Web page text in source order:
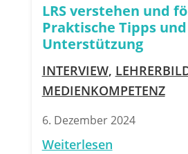
LRS verstehen und
Praktische Tipps
Unterstützung
INTERVIEW,
MEDIENKOMPETENZ
6. Dezember 2024
Weiterlesen